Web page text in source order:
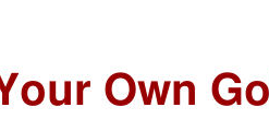
Own